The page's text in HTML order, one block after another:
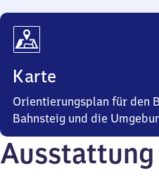
Karte
Orientierungsplan für den
Bahnsteig und die
Ausstattung